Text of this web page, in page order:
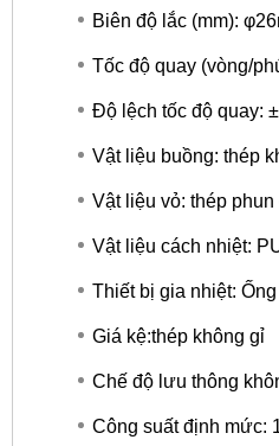
Biên độ lắc (mm):
Tốc độ quay (vòng/
Độ lệch tốc độ quay:
Vật liệu buồng: thép
Vật liệu vỏ: thép phun
Vật liệu cách nhiệt:
Thiết bị gia nhiệt:
Giá kệ:thép không gỉ
Chế độ lưu thông
Công suất định mức: